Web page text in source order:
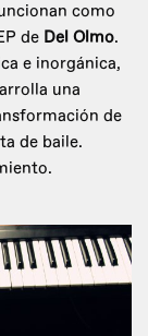
como
de Del Olmo.
e inorgánica,
una
de
de baile.